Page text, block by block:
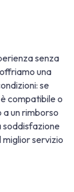
senza
una
se
compatibile o
un rimborso
servizio